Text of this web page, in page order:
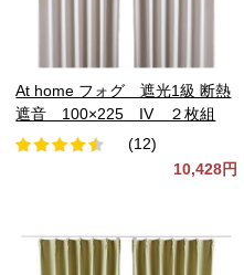
At home フォグ 遮光1級 断熱
遮音 100×225 IV ２枚組
(12)
10,428円